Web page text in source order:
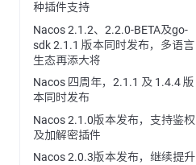
种插件支持
Nacos 2.1.2、2.2.0-BETA及go-
sdk 2.1.1 版本同时发布，多语言
生态再添大将
Nacos 四周年，2.1.1 及 1.4.4 版
本同时发布
Nacos 2.1.0版本发布，支持鉴权
及加解密插件
Nacos 2.0.3版本发布，继续提升